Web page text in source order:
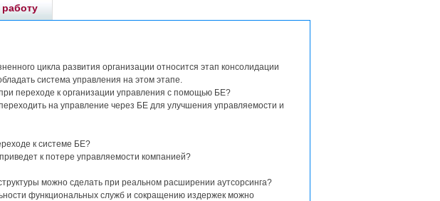
работу
цикла развития организации относится этап консолидации
система управления на этом этапе.
переходе к организации управления с помощью БЕ?
на управление через БЕ для улучшения управляемости и
к системе БЕ?
к потере управляемости компанией?
можно сделать при реальном расширении аутсорсинга?
функциональных служб и сокращению издержек можно